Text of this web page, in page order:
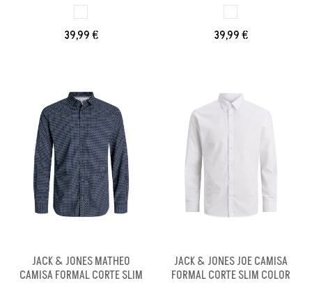
39,99 € 39,99 €
JACK & JONES MATHEO
CAMISA FORMAL CORTE SLIM
JACK & JONES JOE CAMISA
FORMAL CORTE SLIM COLOR